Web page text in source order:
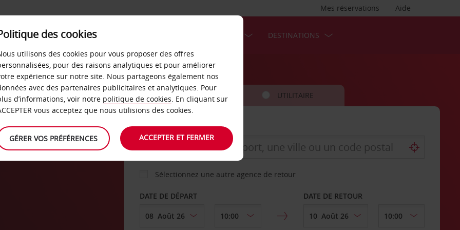
Aide
Mes réservations
LIBRE-SERVICE DESTINATIONS
VOITURE UTILITAIRE
AGENCE DE DÉPART
Sélectionnez une autre agence de retour
DATE DE DÉPART DATE DE RETOUR
des cookies
utilisons des cookies pour vous proposer des offres
pour des raisons analytiques et pour améliorer
expérience sur notre site. Nous partageons également nos
avec des partenaires publicitaires et analytiques. Pour
d’informations, voir notre politique de cookies. En cliquant sur
vous acceptez que nous utilisions des cookies.
GÉRER VOS PRÉFÉRENCES ACCEPTER ET FERMER